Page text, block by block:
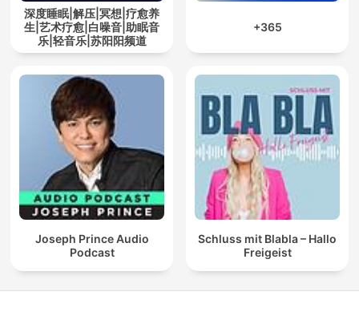
深度睡眠|解压|冥想|疗愈养
生|艺术疗愈|白噪音|助眠音
乐|轻音乐|苏阳阳频道
+365
Joseph Prince Audio
Podcast
Schluss mit Blabla – Hallo
Freigeist